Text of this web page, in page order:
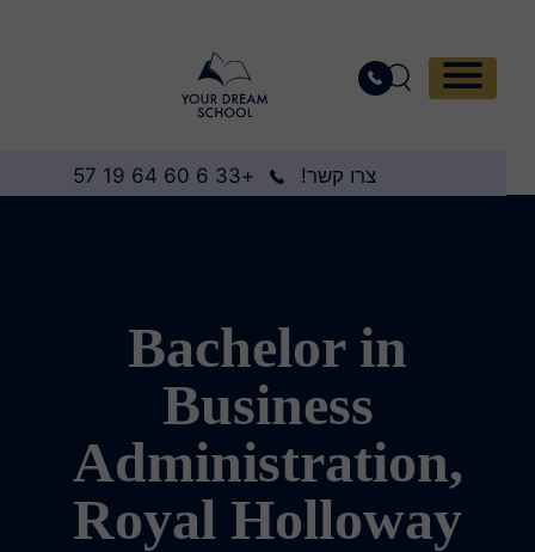
צרו קשר! +33 6 60 64 19 57
Bachelor in
Business
Administration,
Royal Holloway